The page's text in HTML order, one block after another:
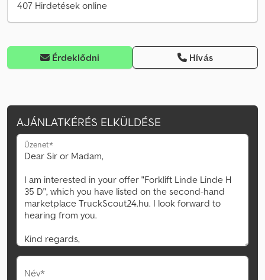
407 Hirdetések online
Érdeklődni Hívás
AJÁNLATKÉRÉS ELKÜLDÉSE
Üzenet*
Név*